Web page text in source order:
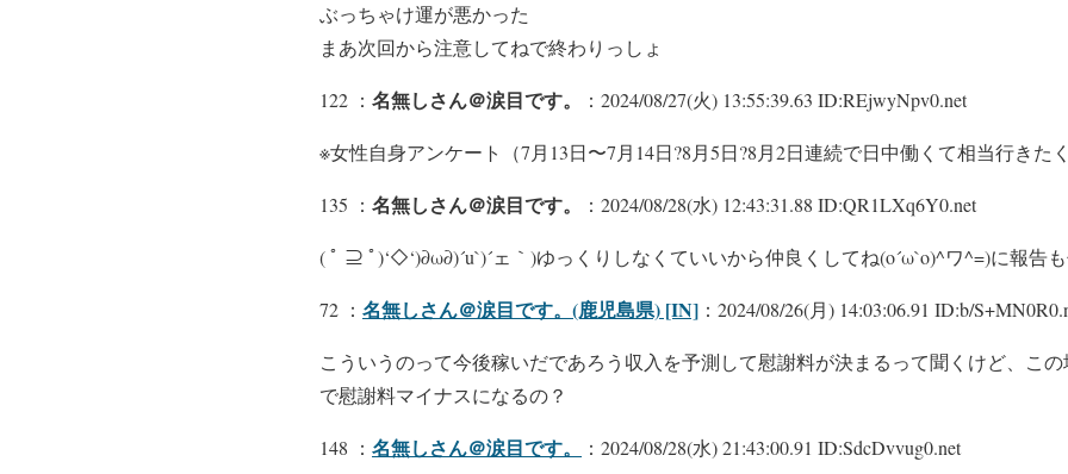
ぶっちゃけ運が悪かった
まあ次回から注意してねで終わりっしょ
122 ： 名無しさん＠涙目です。 ：2024/08/27(火) 13:55:39.63 ID:REjwyNpv0.net
※女性自身アンケート（7月13日〜7月14日?8月5日?8月2日連続で日中働くて相当行きた
135 ： 名無しさん＠涙目です。 ：2024/08/28(水) 12:43:31.88 ID:QR1LXq6Y0.net
( ﾟ ⊇ ﾟ)‘◇‘)∂ω∂)´u`)´ェ｀)ゆっくりしなくていいから仲良くしてね(o´ω`o)^ワ^=)に報告
72 ： 名無しさん＠涙目です。(鹿児島県) [IN] ：2024/08/26(月) 14:03:06.91 ID:b/
こういうのって今後稼いだであろう収入を予測して慰謝料が決まるって聞くけど、こ
で慰謝料マイナスになるの？
148 ： 名無しさん＠涙目です。 ：2024/08/28(水) 21:43:00.91 ID:SdcDvvug0.net